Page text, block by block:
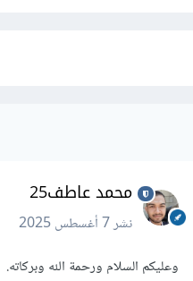
محمد عاطف25
نشر7 أغسطس 2025
وعليكم السلام ورحمة الله وبركاته.